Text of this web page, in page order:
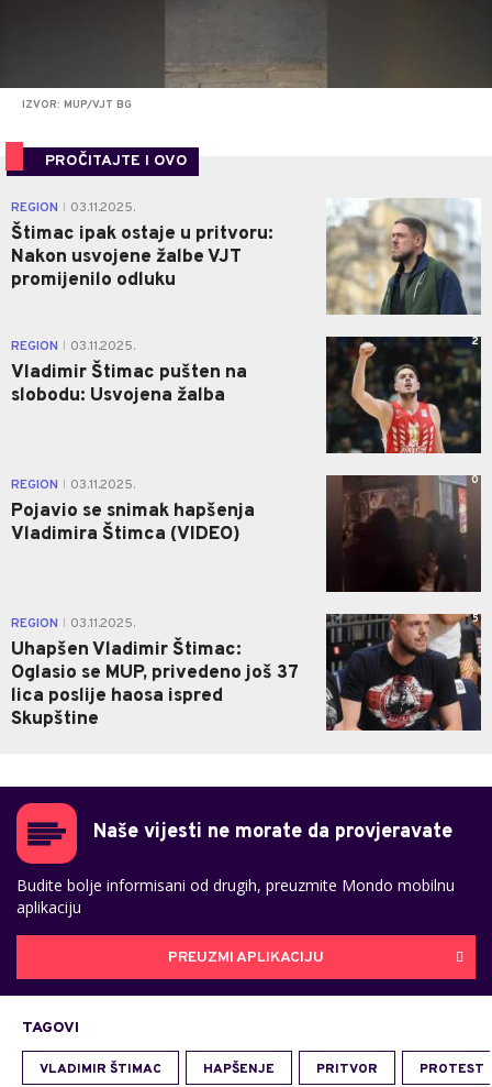
IZVOR: MUP/VJT BG
PROČITAJTE I OVO
REGION 03.11.2025.
Štimac ipak ostaje u pritvoru:
Nakon usvojene žalbe VJT
promijenilo odluku
REGION 03.11.2025.
Vladimir Štimac pušten na
slobodu: Usvojena žalba
2
REGION 03.11.2025.
Pojavio se snimak hapšenja
Vladimira Štimca (VIDEO)
0
REGION 03.11.2025.
Uhapšen Vladimir Štimac:
Oglasio se MUP, privedeno još 37
lica poslije haosa ispred
Skupštine
5
Naše vijesti ne morate da provjeravate
Budite bolje informisani od drugih, preuzmite Mondo mobilnu
aplikaciju
PREUZMI APLIKACIJU
TAGOVI
VLADIMIR ŠTIMAC HAPŠENJE PRITVOR PROTEST